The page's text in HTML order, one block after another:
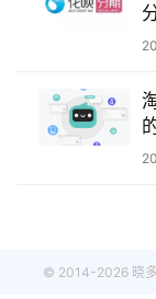
© 2014-2026 晓多